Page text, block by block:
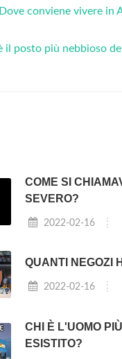
conviene vivere in
il posto più nebbioso
COME SI
SEVERO?
2022-02-16
QUANTI NEGOZI
2022-02-16
CHI È L'UOMO
ESISTITO?